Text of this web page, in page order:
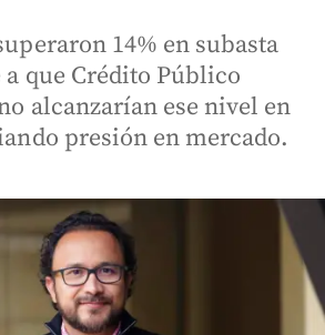
14% en subasta
a que Crédito Público
alcanzarían ese nivel en
presión en mercado.